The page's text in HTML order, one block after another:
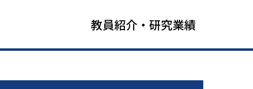
教員紹介・研究業績